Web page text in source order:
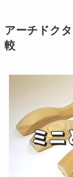
アーチドク
較